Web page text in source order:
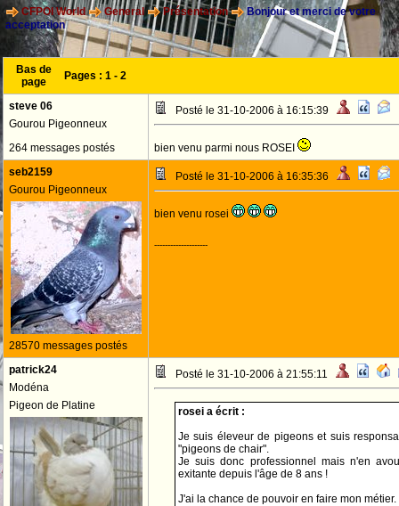
CFPOI World General Présentation
Bonjour et merci de votre
acceptation
Bas de
page
Pages : 1 - 2
steve 06
Gourou Pigeonneux
264 messages postés
Posté le 31-10-2006 à 16:15:39
bien venu parmi nous ROSEI
seb2159
Gourou Pigeonneux
28570 messages postés
Posté le 31-10-2006 à 16:35:36
bien venu rosei
--------------------
patrick24
Modéna
Pigeon de Platine
Posté le 31-10-2006 à 21:55:11
rosei a écrit :
Je suis éleveur de pigeons et suis
"pigeons de chair".
Je suis donc professionnel mais n'en
exitante depuis l'âge de 8 ans !
J'ai la chance de pouvoir en faire mon métier.